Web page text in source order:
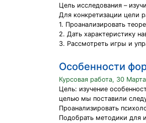
Цель исследования –
Для конкретизации цели
1. Проанализировать
2. Дать характеристику
3. Рассмотреть игры и
Особенности
Курсовая работа, 30
Цель: изучение
целью мы поставили
Проанализировать
Подобрать методики для